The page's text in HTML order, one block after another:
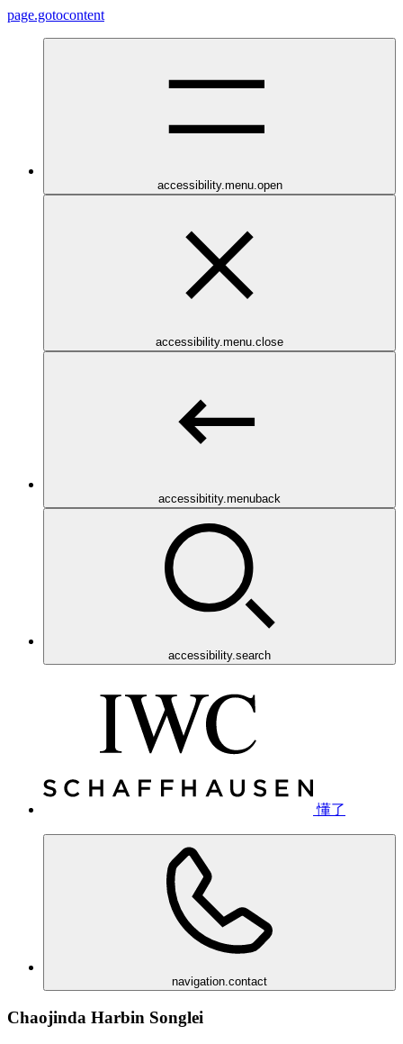
page.gotocontent
accessibility.menu.open
accessibility.menu.close
accessibitity.menuback
accessibility.search
懂了
navigation.contact
Chaojinda Harbin Songlei